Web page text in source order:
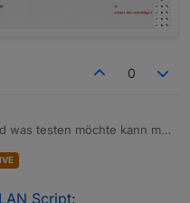
0
was testen möchte kann mal
Variabel hinzugefügt.
pro WLAN! Setzen
Script: